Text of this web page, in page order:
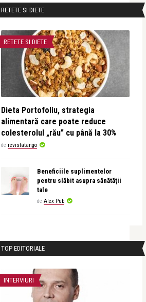
RETETE SI DIETE
RETETE SI DIETE
Dieta Portofoliu, strategia
alimentară care poate reduce
colesterolul „rău” cu până la 30%
de revistatango
Beneficiile suplimentelor
pentru slăbit asupra sănătății
tale
de Alex Pub
TOP EDITORIALE
INTERVIURI